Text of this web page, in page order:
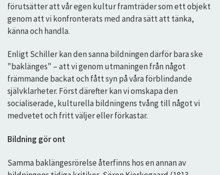
förutsätter att vår egen kultur framträder som ett objekt
genom att vi konfronterats med andra sätt att tänka,
känna och handla.
Enligt Schiller kan den sanna bildningen därför bara ske
"baklänges" – att vi genom utmaningen från något
främmande backat och fått syn på våra förblindande
självklarheter. Först därefter kan vi omskapa den
socialiserade, kulturella bildningens tvång till något vi
medvetet och fritt väljer eller förkastar.
Bildning gör ont
Samma baklängesrörelse återfinns hos en annan av